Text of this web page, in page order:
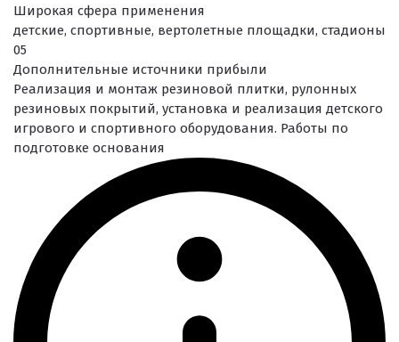
Резиновое покрытие
Резиновое покрытие Eco Tech
Резиновое покрытие Eco Running System
Резиновое покрытие ECO SANDWICH
Широкая сфера применения
детские, спортивные, вертолетные площадки, стадионы
05
Дополнительные источники прибыли
Реализация и монтаж резиновой плитки, рулонных
резиновых покрытий, установка и реализация детского
игрового и спортивного оборудования. Работы по
подготовке основания